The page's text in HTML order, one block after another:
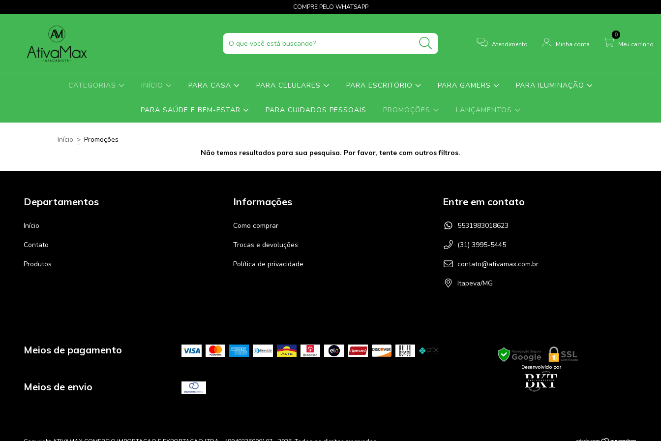
COMPRE PELO WHATSAPP
Atendimento Minha conta Meu carrinho
0
CATEGORIAS INÍCIO PARA CASA PARA CELULARES PARA ESCRITÓRIO PARA GAMERS PARA ILUMINAÇÃO
PARA SAÚDE E BEM-ESTAR PARA CUIDADOS PESSOAIS PROMOÇÕES LANÇAMENTOS
Início > Promoções
Não temos resultados para sua pesquisa. Por favor, tente com outros filtros.
Departamentos
Início
Contato
Produtos
Informações
Como comprar
Trocas e devoluções
Política de privacidade
Entre em contato
5531983018623
(31) 3995-5445
contato@ativamax.com.br
Itapeva/MG
Meios de pagamento
Meios de envio